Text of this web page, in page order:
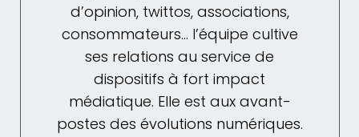
d’opinion, twittos, associations,
consommateurs… l’équipe cultive
ses relations au service de
dispositifs à fort impact
médiatique. Elle est aux avant-
postes des évolutions numériques.